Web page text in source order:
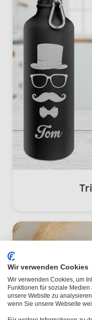
Wir verwenden Cookies
Wir verwenden Cookies, um
Funktionen für soziale
unsere Website zu
wenn Sie unsere Webseite